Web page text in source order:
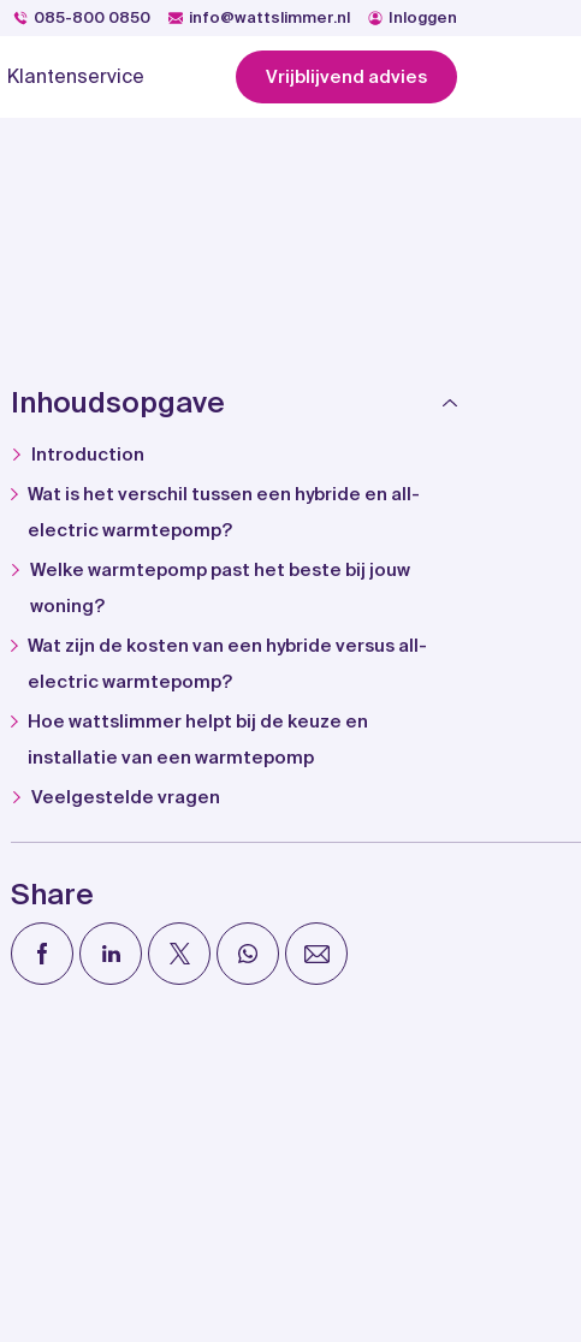
085-800 0850 info@wattslimmer.nl Inloggen
Klantenservice Vrijblijvend advies
Inhoudsopgave
Introduction
Wat is het verschil tussen een hybride en all-
electric warmtepomp?
Welke warmtepomp past het beste bij jouw
woning?
Wat zijn de kosten van een hybride versus all-
electric warmtepomp?
Hoe wattslimmer helpt bij de keuze en
installatie van een warmtepomp
Veelgestelde vragen
Share